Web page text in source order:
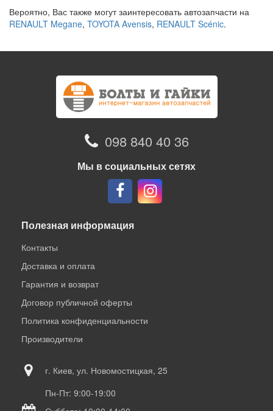
Вероятно, Вас также могут заинтересовать автозапчасти на
RENAULT Megane, TOYOTA Avensis, RENAULT Scénic.
098 840 40 36
Мы в социальных сетях
Полезная информация
Контакты
Доставка и оплата
Гарантия и возврат
Договор публичной оферты
Политика конфиденциальности
Производители
г. Киев, ул. Новомостицкая, 25
Пн-Пт: 9:00-19:00